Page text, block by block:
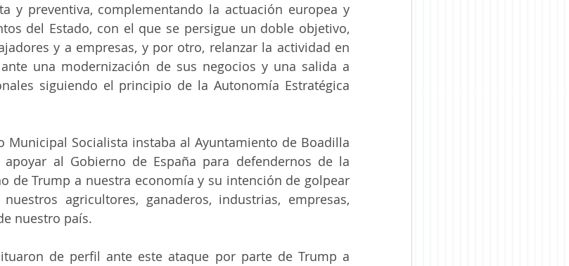
y preventiva, complementando la actuación europea y
del Estado, con el que se persigue un doble objetivo,
y a empresas, y por otro, relanzar la actividad en
una modernización de sus negocios y una salida a
siguiendo el principio de la Autonomía Estratégica
Municipal Socialista instaba al Ayuntamiento de Boadilla
al Gobierno de España para defendernos de la
de Trump a nuestra economía y su intención de golpear
agricultores, ganaderos, industrias, empresas,
nuestro país.
de perfil ante este ataque por parte de Trump a